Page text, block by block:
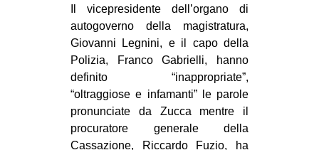
Il vicepresidente dell’organo di
autogoverno della magistratura,
Giovanni Legnini, e il capo della
Polizia, Franco Gabrielli, hanno
definito “inappropriate”,
“oltraggiose e infamanti” le parole
pronunciate da Zucca mentre il
procuratore generale della
Cassazione, Riccardo Fuzio, ha